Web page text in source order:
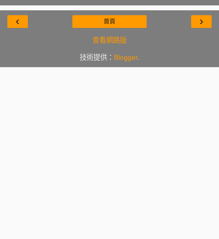
‹ ›
首頁
查看網路版
技術提供： Blogger.